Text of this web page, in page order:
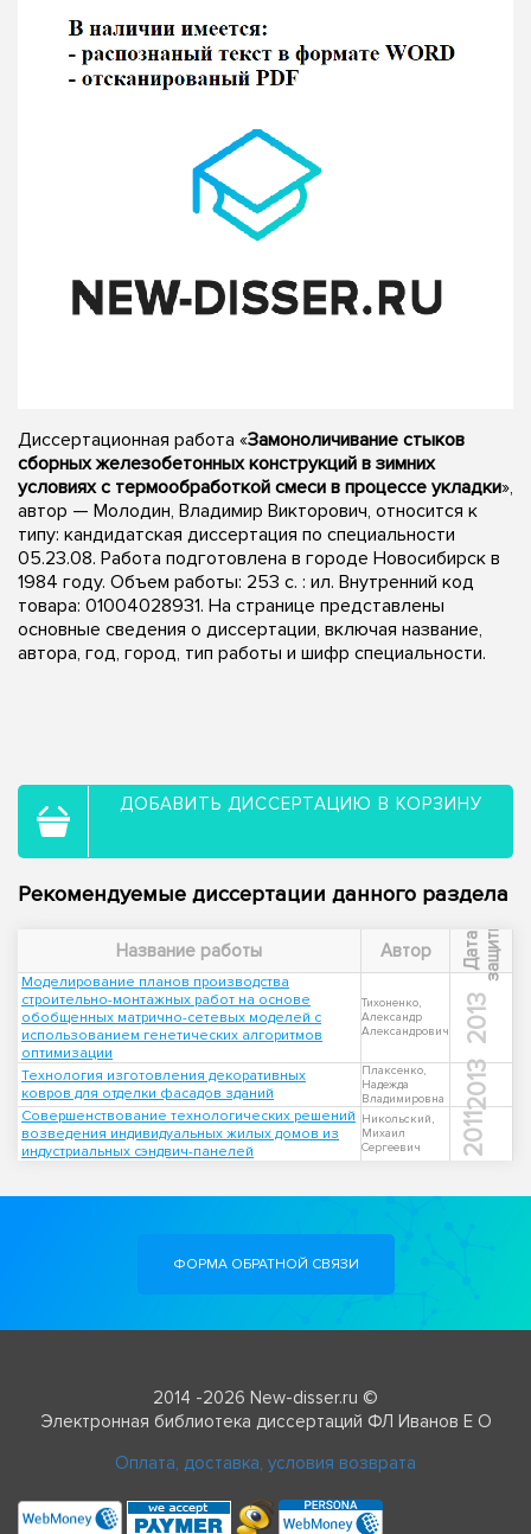
Диссертационная работа «Замоноличивание стыков
сборных железобетонных конструкций в зимних
условиях с термообработкой смеси в процессе укладки»,
автор — Молодин, Владимир Викторович, относится к
типу: кандидатская диссертация по специальности
05.23.08. Работа подготовлена в городе Новосибирск в
1984 году. Объем работы: 253 c. : ил. Внутренний код
товара: 01004028931. На странице представлены
основные сведения о диссертации, включая название,
автора, год, город, тип работы и шифр специальности.
ДОБАВИТЬ ДИССЕРТАЦИЮ В КОРЗИНУ
Рекомендуемые диссертации данного раздела
Название работы Автор Д
а
т
а
з
а
щ
и
т ы
Моделирование планов производства
строительно-монтажных работ на основе
обобщенных матрично-сетевых моделей с
использованием генетических алгоритмов
оптимизации
Тихоненко,
Александр
Александрович
2013
Технология изготовления декоративных
ковров для отделки фасадов зданий
Плаксенко,
Надежда
Владимировна
2013
Совершенствование технологических решений
возведения индивидуальных жилых домов из
индустриальных сэндвич-панелей
Никольский,
Михаил
Сергеевич
2011
ФОРМА ОБРАТНОЙ СВЯЗИ
2014 -2026 New-disser.ru ©
Электронная библиотека диссертаций ФЛ Иванов Е О
Оплата, доставка, условия возврата